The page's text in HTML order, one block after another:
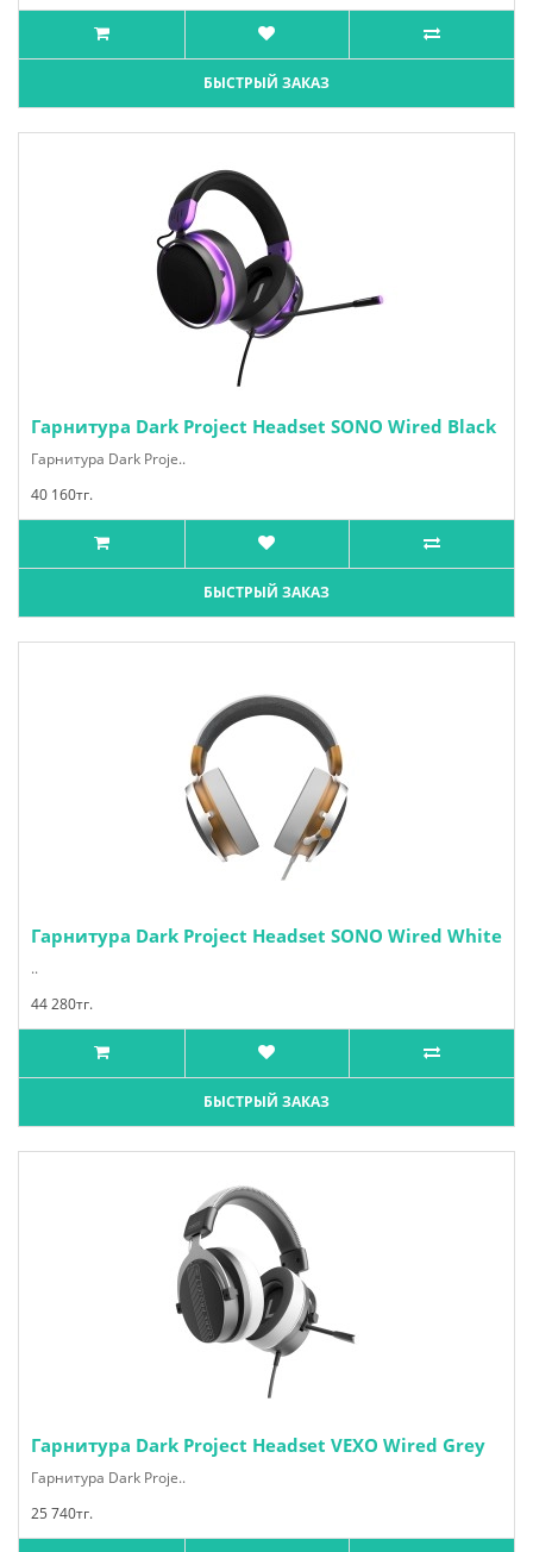
БЫСТРЫЙ ЗАКАЗ
Гарнитура Dark Project Headset SONO Wired Black
Гарнитура Dark Proje..
40 160тг.
БЫСТРЫЙ ЗАКАЗ
Гарнитура Dark Project Headset SONO Wired White
..
44 280тг.
БЫСТРЫЙ ЗАКАЗ
Гарнитура Dark Project Headset VEXO Wired Grey
Гарнитура Dark Proje..
25 740тг.